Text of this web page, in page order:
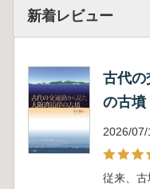
新着レビュー
古代の
の古墳
2026/07/
従来、